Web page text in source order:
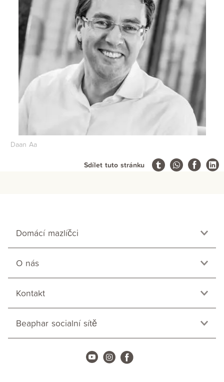
Daan Aa
Sdílet tuto stránku
Domácí mazlíčci
O nás
Kontakt
Beaphar socialní sítě